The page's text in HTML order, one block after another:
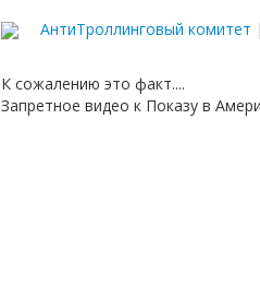
АнтиТроллинговый комитет
К сожалению это факт....
Запретное видео к Показу в